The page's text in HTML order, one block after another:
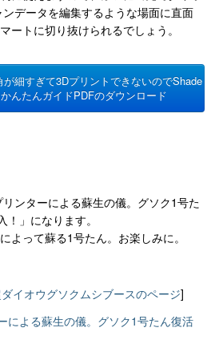
データを編集するような場面に直面
ートに切り抜けられるでしょう。
細すぎて3DプリントできないのでShade
んたんガイドPDFのダウンロード
ンターによる蘇生の儀。グソク1号た
」になります。
よって蘇る1号たん。お楽しみに。
イオウグソクムシブースのページ]
による蘇生の儀。グソク1号たん復活